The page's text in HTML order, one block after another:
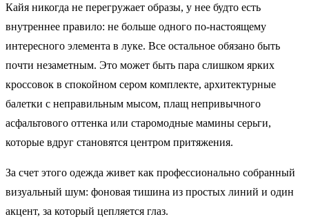
Кайя никогда не перегружает образы, у нее будто есть
внутреннее правило: не больше одного по-настоящему
интересного элемента в луке. Все остальное обязано быть
почти незаметным. Это может быть пара слишком ярких
кроссовок в спокойном сером комплекте, архитектурные
балетки с неправильным мысом, плащ непривычного
асфальтового оттенка или старомодные мамины серьги,
которые вдруг становятся центром притяжения.
За счет этого одежда живет как профессионально собранный
визуальный шум: фоновая тишина из простых линий и один
акцент, за который цепляется глаз.